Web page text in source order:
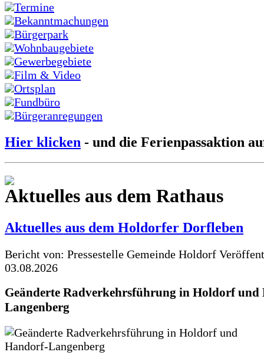
Termine
Bekanntmachungen
Bürgerpark
Wohnbaugebiete
Gewerbegebiete
Film & Video
Ortsplan
Fundbüro
Bürgeranregungen
Hier klicken - und die Ferienpassaktion
Aktuelles aus dem Rathaus
Aktuelles aus dem Holdorfer Dorfleben
Bericht von: Pressestelle Gemeinde Holdorf
03.08.2026
Geänderte Radverkehrsführung in Holdorf
Langenberg